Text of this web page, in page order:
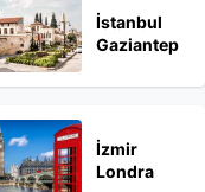
İstanbul
Gaziantep
İzmir
Londra